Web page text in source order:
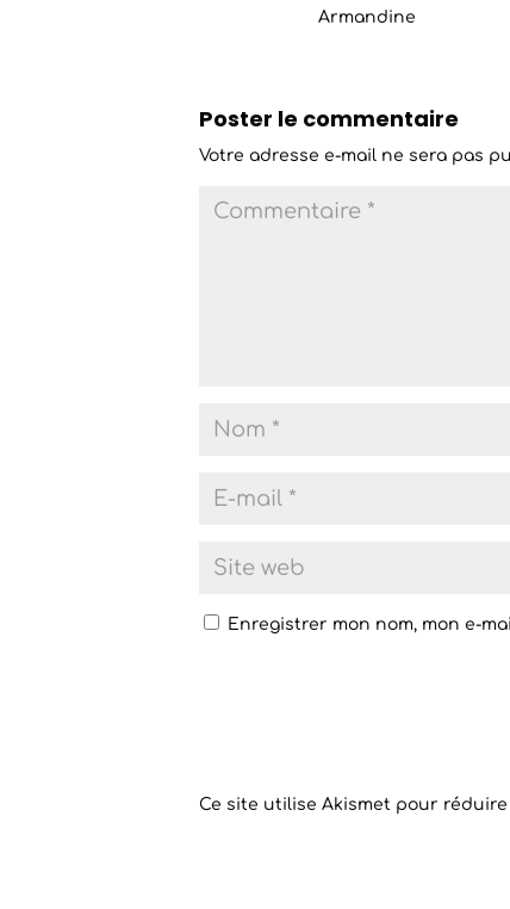
Armandine
Poster le commentaire
Votre adresse e-mail ne sera pas
Enregistrer mon nom, mon e-
Ce site utilise Akismet pour